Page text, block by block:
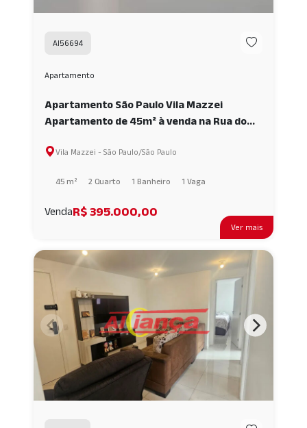
Ver mais
AI56694
Apartamento
Apartamento São Paulo Vila Mazzei
Apartamento de 45m² à venda na Rua do
Vila Mazzei - São Paulo/São Paulo
45 m² 2 Quarto 1 Banheiro 1 Vaga
VendaR$ 395.000,00